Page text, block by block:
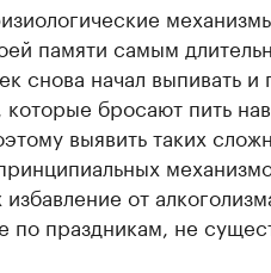
памяти самым
снова начал выпивать
бросают пить
выявить таких
от
по праздникам, не